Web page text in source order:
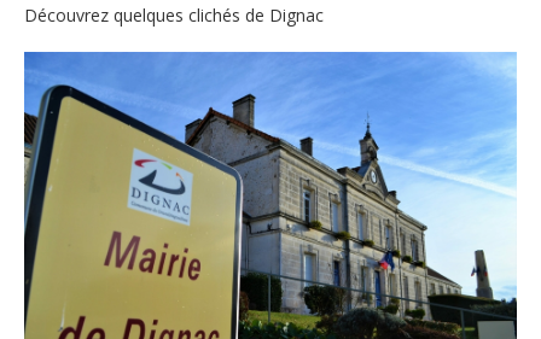
Découvrez quelques clichés de Dignac